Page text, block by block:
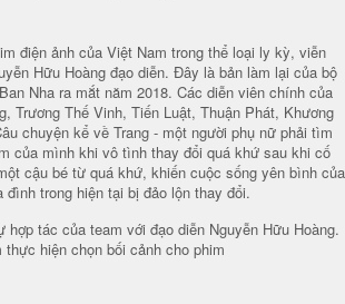
điện ảnh của Việt Nam trong thể loại ly kỳ, viễn
Hữu Hoàng đạo diễn. Đây là bản làm lại của bộ
Nha ra mắt năm 2018. Các diễn viên chính của
Trương Thế Vinh, Tiến Luật, Thuận Phát, Khương
chuyện kể về Trang - một người phụ nữ phải tìm
của mình khi vô tình thay đổi quá khứ sau khi cố
cậu bé từ quá khứ, khiến cuộc sống yên bình của
đình trong hiện tại bị đảo lộn thay đổi.
hợp tác của team với đạo diễn Nguyễn Hữu Hoàng.
thực hiện chọn bối cảnh cho phim